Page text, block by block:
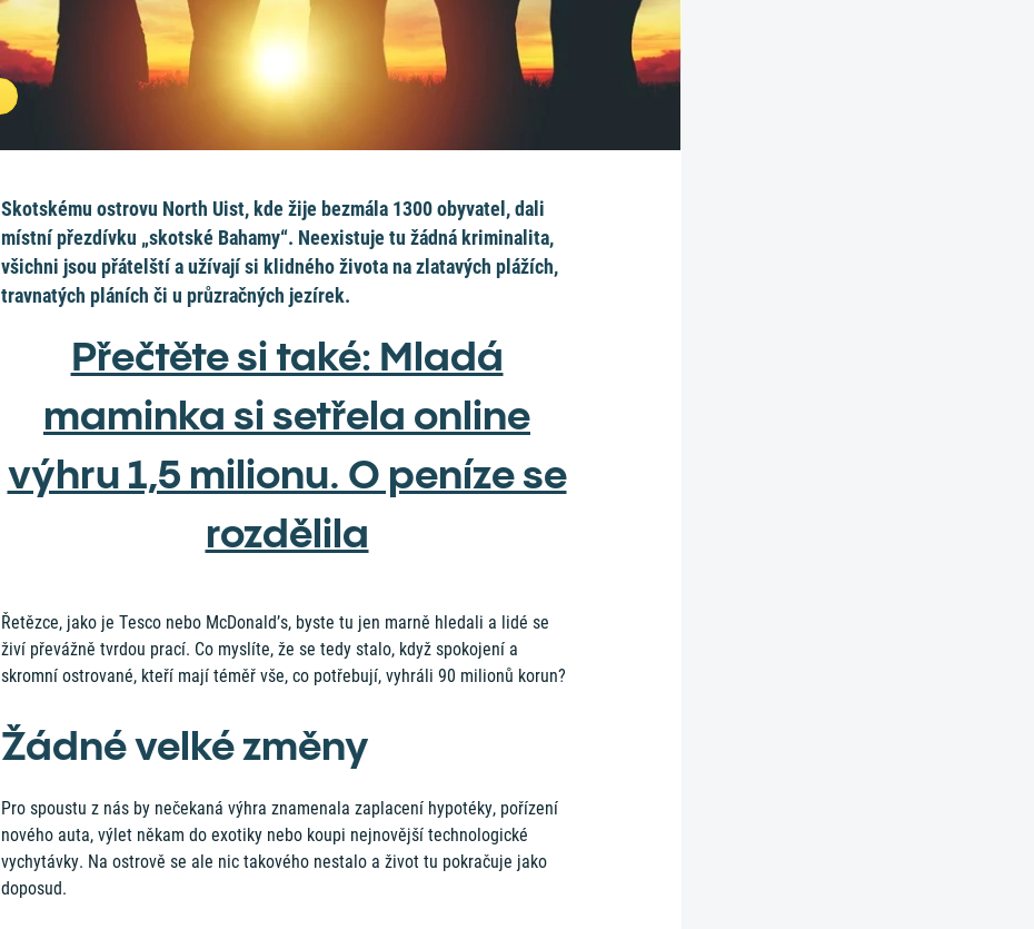
Skotskému ostrovu North Uist, kde žije bezmála 1300 obyvatel, dali
místní přezdívku „skotské Bahamy“. Neexistuje tu žádná kriminalita,
všichni jsou přátelští a užívají si klidného života na zlatavých plážích,
travnatých pláních či u průzračných jezírek.
Přečtěte si také: Mladá
maminka si setřela online
výhru 1,5 milionu. O peníze se
rozdělila
Řetězce, jako je Tesco nebo McDonald’s, byste tu jen marně hledali a lidé se
živí převážně tvrdou prací. Co myslíte, že se tedy stalo, když spokojení a
skromní ostrované, kteří mají téměř vše, co potřebují, vyhráli 90 milionů korun?
Žádné velké změny
Pro spoustu z nás by nečekaná výhra znamenala zaplacení hypotéky, pořízení
nového auta, výlet někam do exotiky nebo koupi nejnovější technologické
vychytávky. Na ostrově se ale nic takového nestalo a život tu pokračuje jako
doposud.